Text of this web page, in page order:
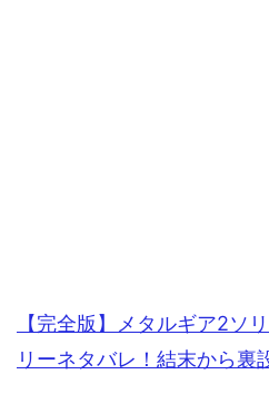
【完全版】メタルギア2ソ
リーネタバレ！結末から裏